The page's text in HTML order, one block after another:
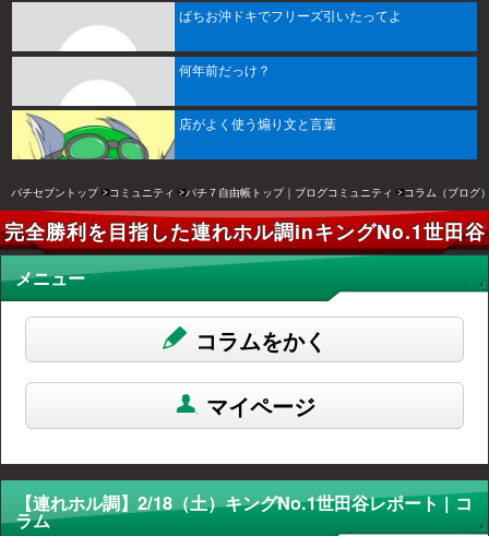
ぱちお沖ドキでフリーズ引いたってよ
何年前だっけ？
店がよく使う煽り文と言葉
パチセブントップ コミュニティ パチ７自由帳トップ｜ブログコミュニティ コラム（ブログ
完全勝利を目指した連れホル調inキングNo.1世田谷
メニュー
コラムをかく
マイページ
【連れホル調】2/18（土）キングNo.1世田谷レポート | コ
ラム